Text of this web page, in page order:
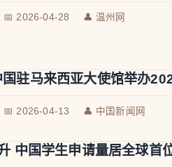
📅 2026-04-28 👤 温州网
国驻马来西亚大使馆举办
📅 2026-04-13 👤 中国新闻网
中国学生申请量居全球首